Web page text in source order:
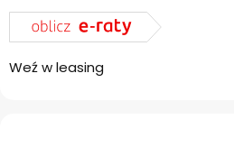
Weź w leasing